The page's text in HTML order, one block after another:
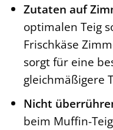
Zutaten auf
optimalen Teig
Frischkäse
sorgt für eine
gleichmäßigere
Nicht
beim Muffin-